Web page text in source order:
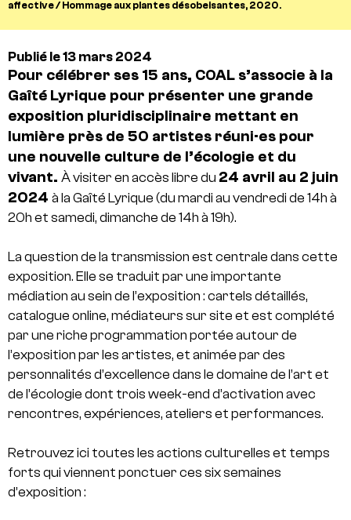
affective / Hommage aux plantes désobeisantes, 2020.
Publié le 13 mars 2024
Pour célébrer ses 15 ans, COAL s’associe à la
Gaîté Lyrique pour présenter une grande
exposition pluridisciplinaire mettant en
lumière près de 50 artistes réuni·es pour
une nouvelle culture de l’écologie et du
vivant. À visiter en accès libre du 24 avril au 2 juin
2024 à la Gaîté Lyrique (du mardi au vendredi de 14h à
20h et samedi, dimanche de 14h à 19h).
La question de la transmission est centrale dans cette
exposition. Elle se traduit par une importante
médiation au sein de l’exposition : cartels détaillés,
catalogue online, médiateurs sur site et est complété
par une riche programmation portée autour de
l’exposition par les artistes, et animée par des
personnalités d’excellence dans le domaine de l’art et
de l’écologie dont trois week-end d’activation avec
rencontres, expériences, ateliers et performances.
Retrouvez ici toutes les actions culturelles et temps
forts qui viennent ponctuer ces six semaines
d’exposition :